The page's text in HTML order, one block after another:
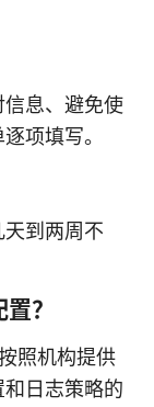
息、避免使
项填写。
到两周不
？
照机构提供
日志策略的